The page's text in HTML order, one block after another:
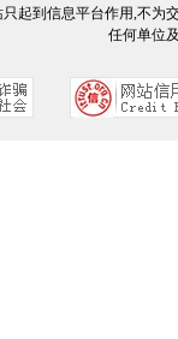
只起到信息平台作用,不为
任何单位